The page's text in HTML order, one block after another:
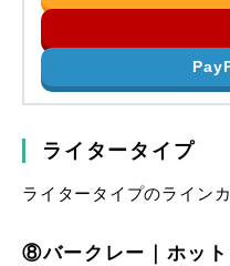
ライタータイプ
ライタータイプのライン
⑧バークレー｜ホッ